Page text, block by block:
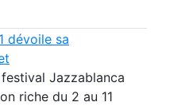
dévoile sa
Jazzablanca
riche du 2 au 11